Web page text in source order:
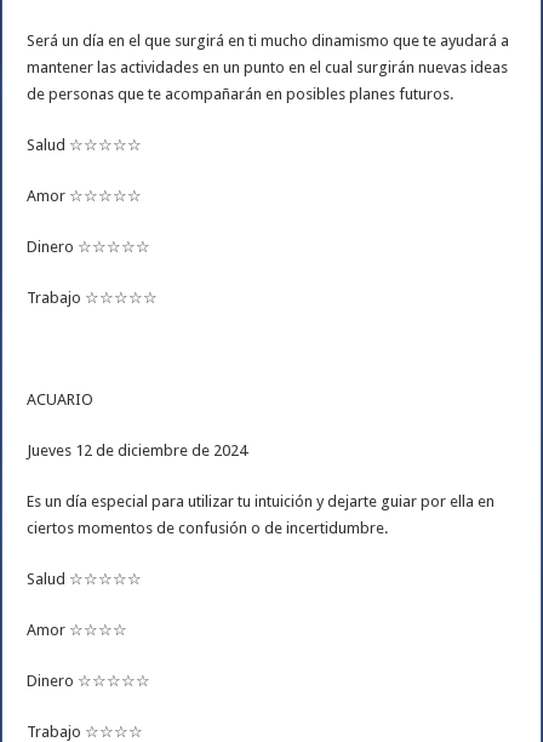
Será un día en el que surgirá en ti mucho dinamismo que te ayudará a
mantener las actividades en un punto en el cual surgirán nuevas ideas
de personas que te acompañarán en posibles planes futuros.
Salud ☆☆☆☆☆
Amor ☆☆☆☆☆
Dinero ☆☆☆☆☆
Trabajo ☆☆☆☆☆
ACUARIO
Jueves 12 de diciembre de 2024
Es un día especial para utilizar tu intuición y dejarte guiar por ella en
ciertos momentos de confusión o de incertidumbre.
Salud ☆☆☆☆☆
Amor ☆☆☆☆
Dinero ☆☆☆☆☆
Trabajo ☆☆☆☆